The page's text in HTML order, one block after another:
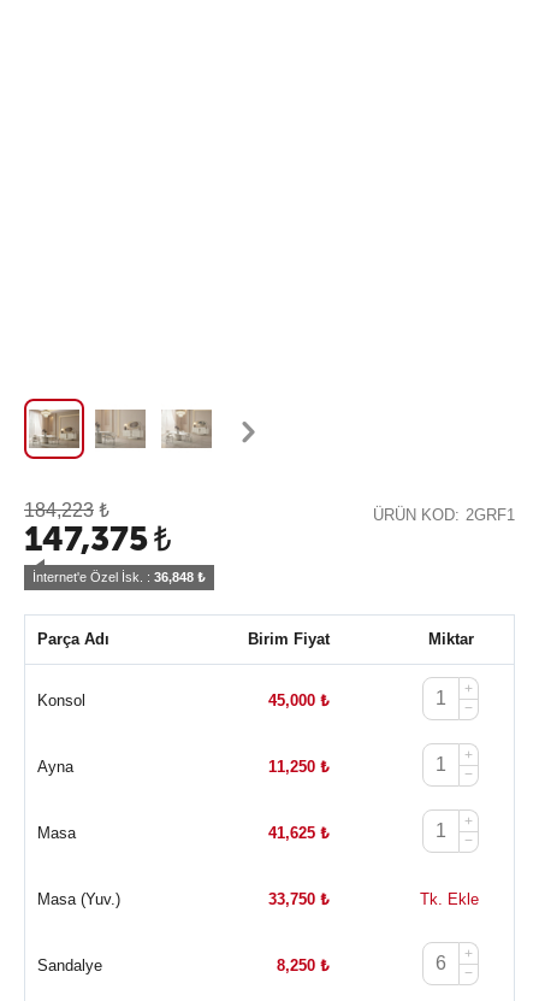
ÜRÜN KOD: 2GRF1
184,223 ₺
147,375₺
İnternet'e Özel İsk. : 36,848 ₺
Parça Adı Birim Fiyat Miktar
Konsol 45,000 ₺
+
−
Ayna 11,250 ₺
+
−
Masa 41,625 ₺
+
−
Masa (Yuv.) 33,750 ₺ Tk. Ekle
Sandalye 8,250 ₺
+
−